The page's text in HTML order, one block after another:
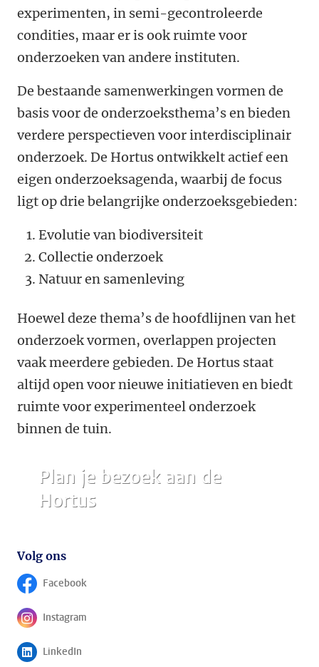
experimenten, in semi-gecontroleerde
condities, maar er is ook ruimte voor
onderzoeken van andere instituten.
De bestaande samenwerkingen vormen de
basis voor de onderzoeksthema’s en bieden
verdere perspectieven voor interdisciplinair
onderzoek. De Hortus ontwikkelt actief een
eigen onderzoeksagenda, waarbij de focus
ligt op drie belangrijke onderzoeksgebieden:
Evolutie van biodiversiteit
Collectie onderzoek
Natuur en samenleving
Hoewel deze thema’s de hoofdlijnen van het
onderzoek vormen, overlappen projecten
vaak meerdere gebieden. De Hortus staat
altijd open voor nieuwe initiatieven en biedt
ruimte voor experimenteel onderzoek
binnen de tuin.
Plan je bezoek aan de
Hortus
Volg ons
Facebook
Volg ons op
Instagram
LinkedIn